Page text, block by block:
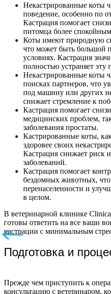
Некастрированные коты
поведение, особенно по
Кастрация помогает
питомца более
Коты имеют природную
что может быть большой
условиях. Кастрация
полностью устраняет эту
Некастрированные коты
поисках партнеров, что
под машину или других
снижает стремление к
Кастрация помогает
медицинских проблем,
заболевания простаты.
Кастрированные коты,
здоровее своих
Кастрация снижает риск
заболеваний.
Кастрация помогает
бездомных животных,
перенаселенности и
в целом.
В ветеринарной клинике
готовы ответить на все ваши
кастрации с минимальным
Подготовка и
Прежде чем приступить к
консультацию с ветеринаром,